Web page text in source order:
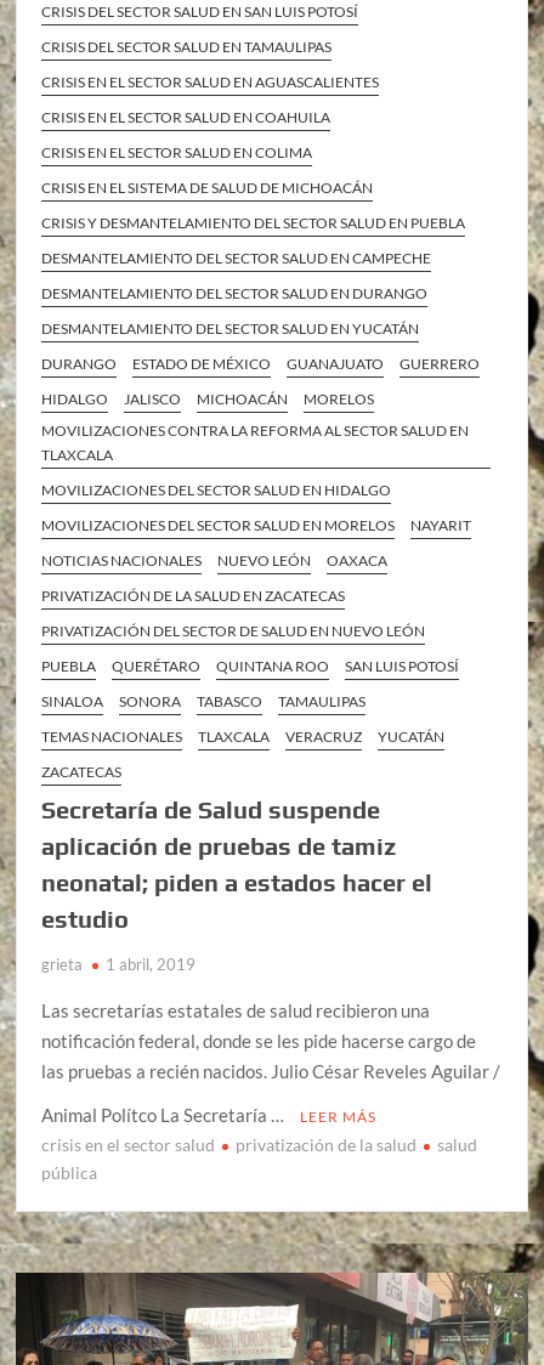
CRISIS DEL SECTOR SALUD EN SAN LUIS POTOSÍ
CRISIS DEL SECTOR SALUD EN TAMAULIPAS
CRISIS EN EL SECTOR SALUD EN AGUASCALIENTES
CRISIS EN EL SECTOR SALUD EN COAHUILA
CRISIS EN EL SECTOR SALUD EN COLIMA
CRISIS EN EL SISTEMA DE SALUD DE MICHOACÁN
CRISIS Y DESMANTELAMIENTO DEL SECTOR SALUD EN PUEBLA
DESMANTELAMIENTO DEL SECTOR SALUD EN CAMPECHE
DESMANTELAMIENTO DEL SECTOR SALUD EN DURANGO
DESMANTELAMIENTO DEL SECTOR SALUD EN YUCATÁN
DURANGO
ESTADO DE MÉXICO GUANAJUATO
GUERRERO
HIDALGO
JALISCO MICHOACÁN
MORELOS
MOVILIZACIONES CONTRA LA REFORMA AL SECTOR SALUD EN
TLAXCALA
MOVILIZACIONES DEL SECTOR SALUD EN HIDALGO
MOVILIZACIONES DEL SECTOR SALUD EN MORELOS
NAYARIT
NOTICIAS NACIONALES
NUEVO LEÓN
OAXACA
PRIVATIZACIÓN DE LA SALUD EN ZACATECAS
PRIVATIZACIÓN DEL SECTOR DE SALUD EN NUEVO LEÓN
PUEBLA
QUERÉTARO QUINTANA ROO
SAN LUIS POTOSÍ
SINALOA
SONORA TABASCO
TAMAULIPAS
TEMAS NACIONALES
TLAXCALA VERACRUZ
YUCATÁN
ZACATECAS
Secretaría de Salud suspende
aplicación de pruebas de tamiz
neonatal; piden a estados hacer el
estudio
grieta 1 abril, 2019
Las secretarías estatales de salud recibieron una
notificación federal, donde se les pide hacerse cargo de
las pruebas a recién nacidos. Julio César Reveles Aguilar /
Animal Polítco La Secretaría …
LEER MÁS
crisis en el sector salud privatización de la salud
salud
pública